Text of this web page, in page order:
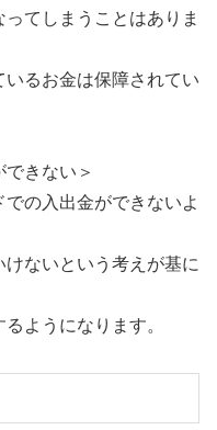
てしまうことはありま
るお金は保障されてい
きない＞
の入出金ができないよ
ないという考えが基に
ようになります。